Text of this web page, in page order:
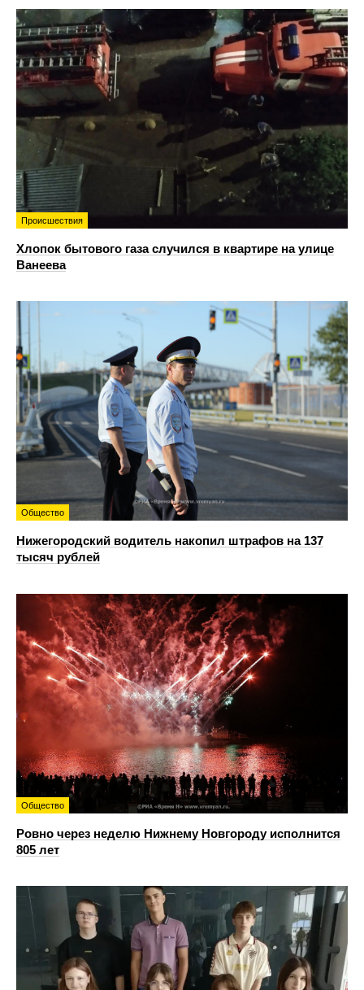
Происшествия
Хлопок бытового газа случился в квартире на улице
Ванеева
Общество
Нижегородский водитель накопил штрафов на 137
тысяч рублей
Общество
Ровно через неделю Нижнему Новгороду исполнится
805 лет